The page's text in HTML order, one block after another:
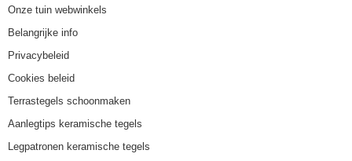
Onze tuin webwinkels
Belangrijke info
Privacybeleid
Cookies beleid
Terrastegels schoonmaken
Aanlegtips keramische tegels
Legpatronen keramische tegels